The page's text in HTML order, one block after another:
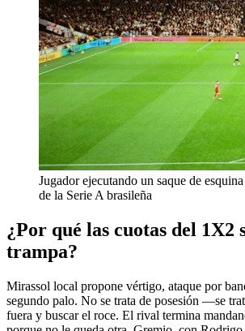
Jugador ejecutando un saque de
de la Serie A brasileña
¿Por qué las cuotas del 1X2
trampa?
Mirassol local propone vértigo, ataque por
segundo palo. No se trata de posesión —se
fuera y buscar el roce. El rival termina